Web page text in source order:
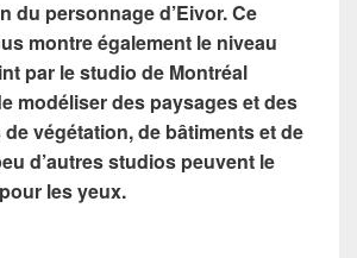
du personnage d’Eivor. Ce
montre également le niveau
par le studio de Montréal
modéliser des paysages et des
végétation, de bâtiments et de
d’autres studios peuvent le
les yeux.